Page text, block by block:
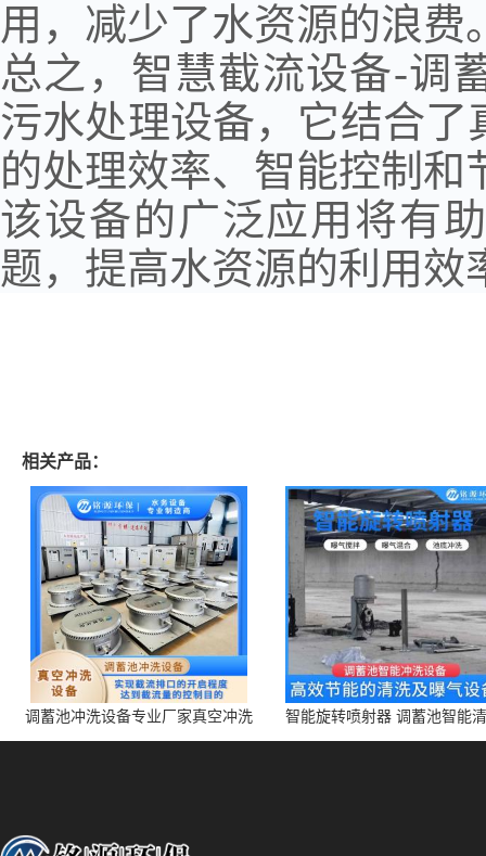
用，减少了水资源的浪费
总之，智慧截流设备-调
污水处理设备，它结合
的处理效率、智能控制和
该设备的广泛应用将有
题，提高水资源的利用效
相关产品：
调蓄池冲洗设备专业厂家真空冲洗
装置厂家青岛铭源环保减少堵塞设
智能旋转喷射器 调蓄池智能
点对点面对面旋转清洗